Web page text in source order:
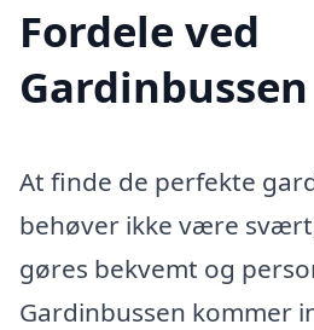
Fordele ved
Gardinbussen
At finde de perfekte
behøver ikke være
gøres bekvemt og
Gardinbussen kommer